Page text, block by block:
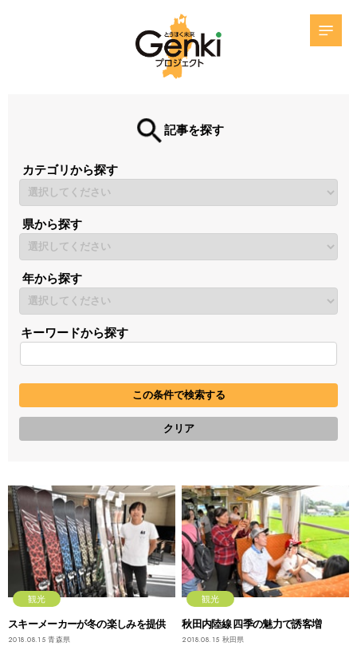
記事を探す
カテゴリから探す
県から探す
年から探す
キーワードから探す
観光
スキーメーカーが冬の楽しみを提供
2018.08.15 青森県
観光
秋田内陸線 四季の魅力で誘客増
2018.08.15 秋田県